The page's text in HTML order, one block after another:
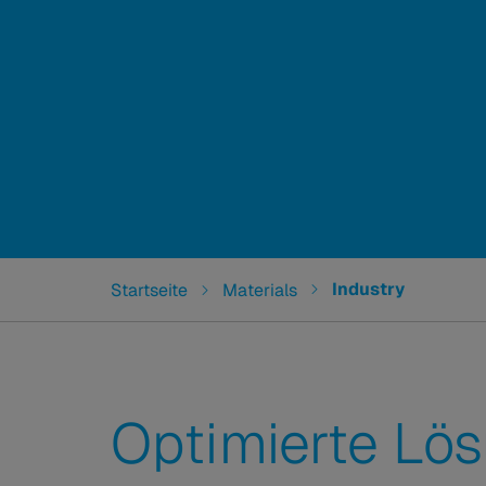
Startseite
Materials Industry
Optimierte